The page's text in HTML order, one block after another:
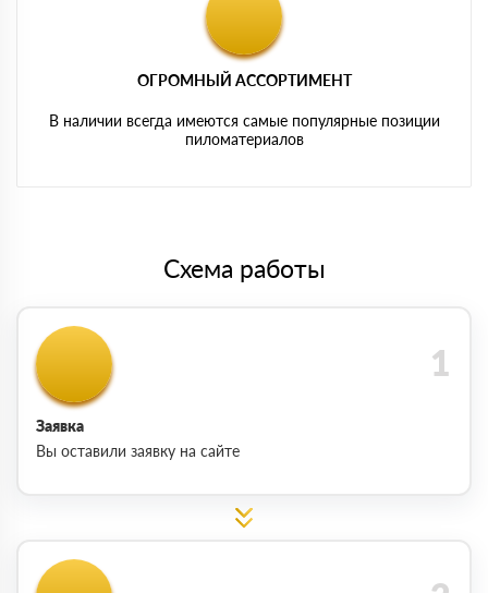
ОГРОМНЫЙ АССОРТИМЕНТ
В наличии всегда имеются самые популярные позиции
пиломатериалов
Схема работы
Заявка
Вы оставили заявку на сайте